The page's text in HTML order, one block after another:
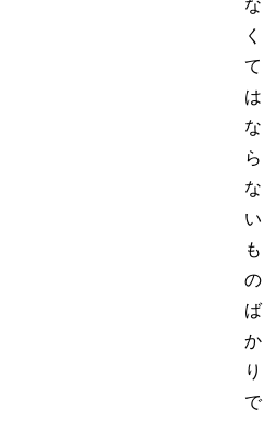
な
く
て
は
な
ら
な
い
も
の
ば
か
り
で